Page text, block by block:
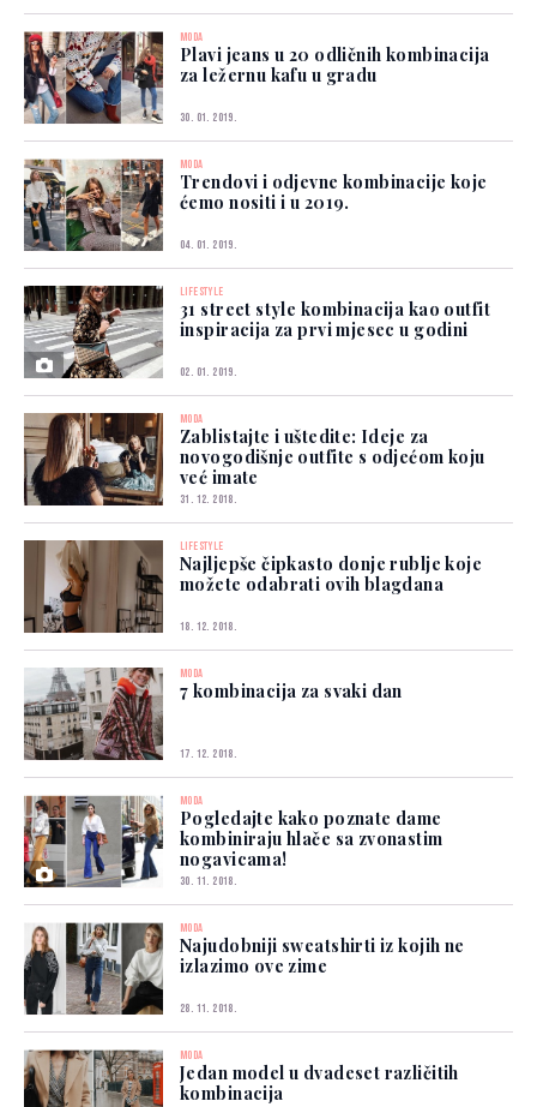
MODA
Plavi jeans u 20 odličnih kombinacija
za ležernu kafu u gradu
30. 01. 2019.
MODA
Trendovi i odjevne kombinacije koje
ćemo nositi i u 2019.
04. 01. 2019.
LIFESTYLE
31 street style kombinacija kao outfit
inspiracija za prvi mjesec u godini
02. 01. 2019.
MODA
Zablistajte i uštedite: Ideje za
novogodišnje outfite s odjećom koju
već imate
31. 12. 2018.
LIFESTYLE
Najljepše čipkasto donje rublje koje
možete odabrati ovih blagdana
18. 12. 2018.
MODA
7 kombinacija za svaki dan
17. 12. 2018.
MODA
Pogledajte kako poznate dame
kombiniraju hlače sa zvonastim
nogavicama!
30. 11. 2018.
MODA
Najudobniji sweatshirti iz kojih ne
izlazimo ove zime
28. 11. 2018.
MODA
Jedan model u dvadeset različitih
kombinacija